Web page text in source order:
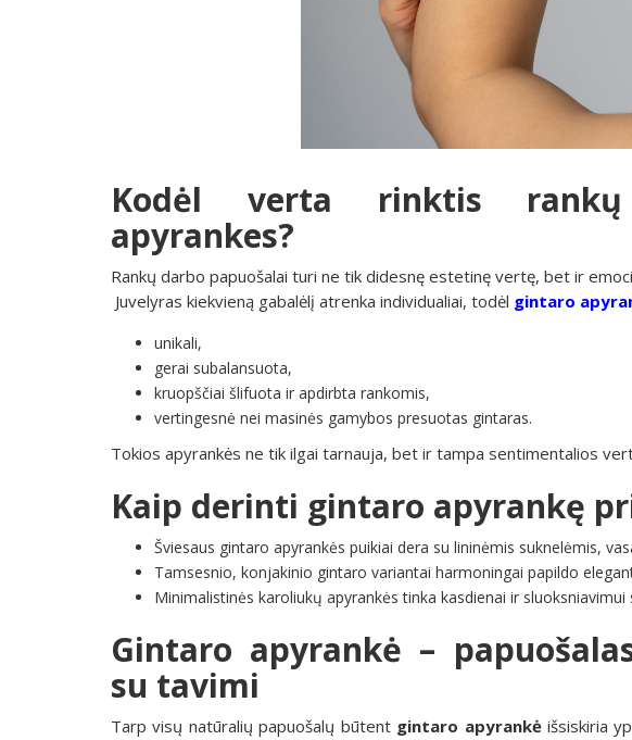
Kodėl verta rinktis
apyrankes?
Rankų darbo papuošalai turi ne tik didesnę estetinę vertę, bet ir
Juvelyras kiekvieną gabalėlį atrenka individualiai, todėl gintaro
unikali,
gerai subalansuota,
kruopščiai šlifuota ir apdirbta rankomis,
vertingesnė nei masinės gamybos presuotas gintaras.
Tokios apyrankės ne tik ilgai tarnauja, bet ir tampa sentimentalios
Kaip derinti gintaro apyrankę
Šviesaus gintaro apyrankės puikiai dera su lininėmis suknelėmis,
Tamsesnio, konjakinio gintaro variantai harmoningai papildo
Minimalistinės karoliukų apyrankės tinka kasdienai ir sluoksniavimui
Gintaro apyrankė –
su tavimi
Tarp visų natūralių papuošalų būtent gintaro apyrankėišsiskiria